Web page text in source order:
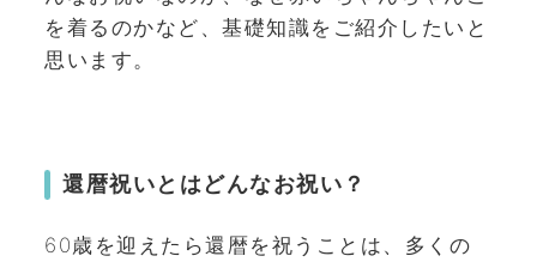
を着るのかなど、基礎知識をご紹介したいと
思います。
還暦祝いとはどんなお祝い？
60歳を迎えたら還暦を祝うことは、多くの